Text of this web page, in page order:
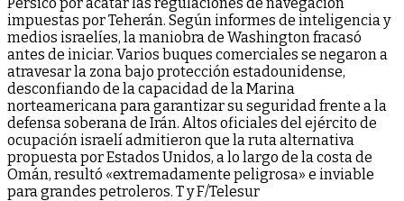
impuestas por Teherán. Según informes de inteligencia y
medios israelíes, la maniobra de Washington fracasó
antes de iniciar. Varios buques comerciales se negaron a
atravesar la zona bajo protección estadounidense,
desconfiando de la capacidad de la Marina
norteamericana para garantizar su seguridad frente a la
defensa soberana de Irán. Altos oficiales del ejército de
ocupación israelí admitieron que la ruta alternativa
propuesta por Estados Unidos, a lo largo de la costa de
Omán, resultó «extremadamente peligrosa» e inviable
para grandes petroleros. T y F/Telesur